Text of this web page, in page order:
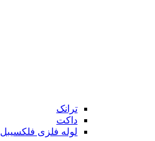
ترانک
داکت
لوله فلزی فلکسیبل